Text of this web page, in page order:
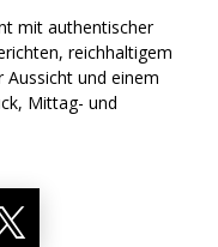
mit authentischer
reichhaltigem
und einem
Mittag- und